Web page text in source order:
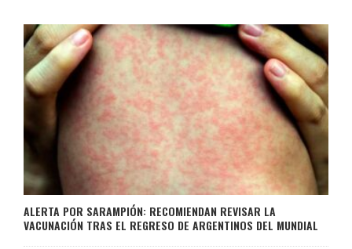
ALERTA POR SARAMPIÓN: RECOMIENDAN REVISAR LA
VACUNACIÓN TRAS EL REGRESO DE ARGENTINOS DEL MUNDIAL